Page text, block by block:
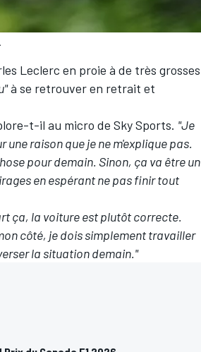
Leclerc en proie à de très grosses
à se retrouver en retrait et
t-il au micro de Sky Sports. "Je
raison que je ne m'explique pas.
pour demain. Sinon, ça va être un
en espérant ne pas finir tout
ça, la voiture est plutôt correcte.
côté, je dois simplement travailler
la situation demain."